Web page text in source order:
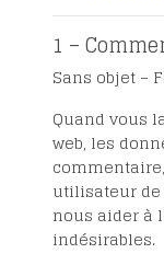
1 –
Sans objet –
Quand vous
web, les
utilisateur
nous aider à
indésirables.